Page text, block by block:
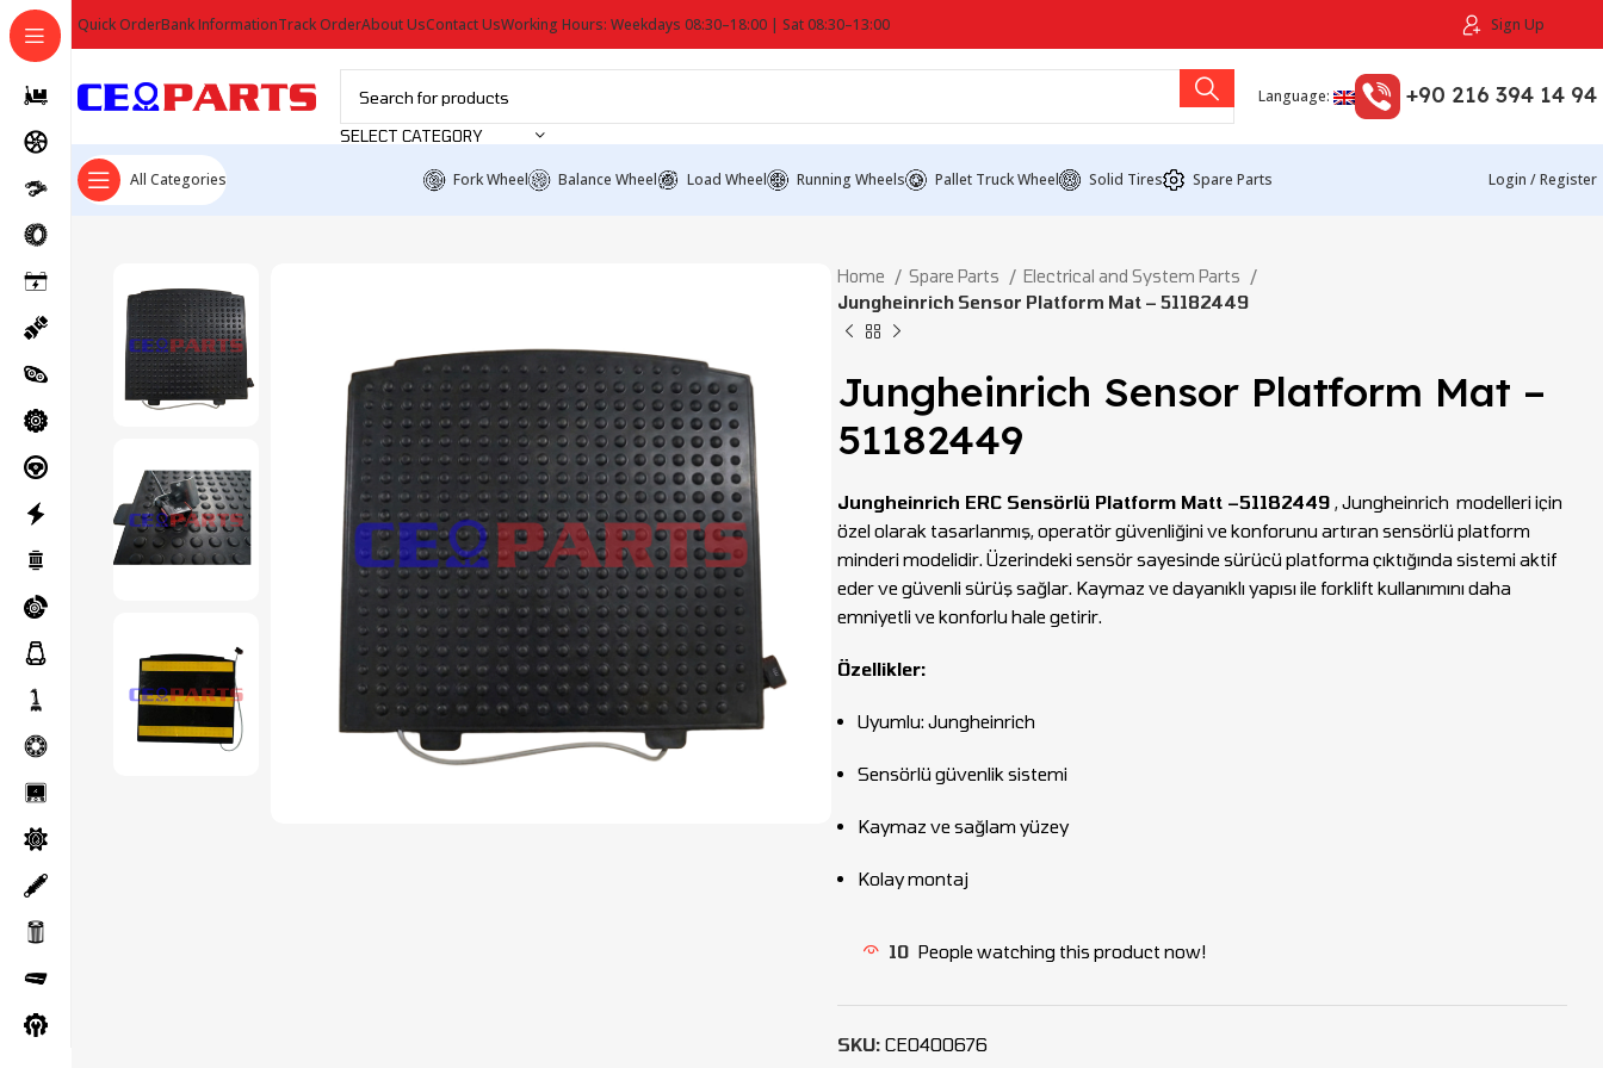
Quick OrderBank InformationTrack OrderAbout UsContact UsWorking Hours: Weekdays 08:30–18:00 | Sat 08:30–13:00 Sign Up
SELECT CATEGORY
Language: +90 216 394 14 94
All Categories Fork Wheel Balance Wheel Load Wheel Running Wheels Pallet Truck Wheel Solid Tires Spare Parts Login / Register
Home Spare Parts
Electrical and System Parts
Jungheinrich Sensor Platform Mat – 51182449
Jungheinrich Sensor Platform Mat –
51182449
Jungheinrich ERC Sensörlü Platform Matt –51182449 , Jungheinrich modelleri için
özel olarak tasarlanmış, operatör güvenliğini ve konforunu artıran sensörlü platform
minderi modelidir. Üzerindeki sensör sayesinde sürücü platforma çıktığında sistemi aktif
eder ve güvenli sürüş sağlar. Kaymaz ve dayanıklı yapısı ile forklift kullanımını daha
emniyetli ve konforlu hale getirir.
Özellikler:
Uyumlu: Jungheinrich
Sensörlü güvenlik sistemi
Kaymaz ve sağlam yüzey
Kolay montaj
10 People watching this product now!
SKU: CEO400676